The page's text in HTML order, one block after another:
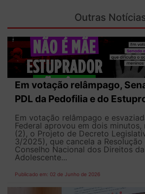
Outras
Em votação relâmpago,
PDL da Pedofilia e do
Em votação relâmpago e
Federal aprovou em dois
(2), o Projeto de Decreto
3/2025), que cancela a
Conselho Nacional dos Direitos
Adolescente...
Publicado em: 02 de Junho de 2026